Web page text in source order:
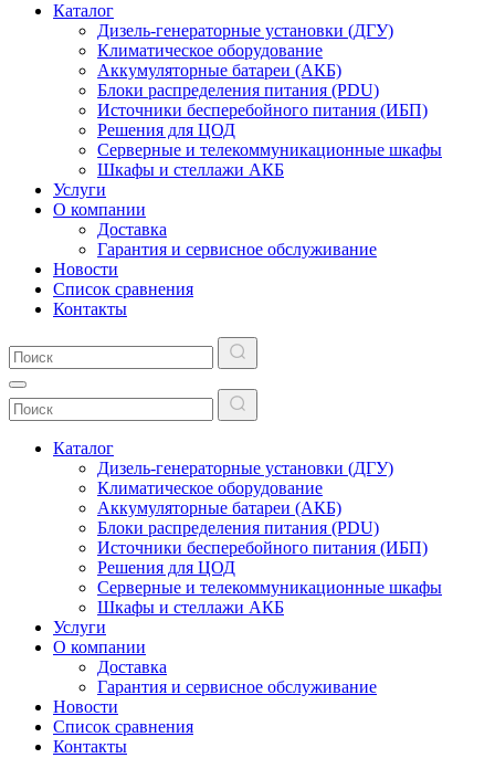
Каталог
Дизель-генераторные установки (ДГУ)
Климатическое оборудование
Аккумуляторные батареи (АКБ)
Блоки распределения питания (PDU)
Источники бесперебойного питания (ИБП)
Решения для ЦОД
Серверные и телекоммуникационные шкафы
Шкафы и стеллажи АКБ
Услуги
О компании
Доставка
Гарантия и сервисное обслуживание
Новости
Список сравнения
Контакты
Каталог
Дизель-генераторные установки (ДГУ)
Климатическое оборудование
Аккумуляторные батареи (АКБ)
Блоки распределения питания (PDU)
Источники бесперебойного питания (ИБП)
Решения для ЦОД
Серверные и телекоммуникационные шкафы
Шкафы и стеллажи АКБ
Услуги
О компании
Доставка
Гарантия и сервисное обслуживание
Новости
Список сравнения
Контакты